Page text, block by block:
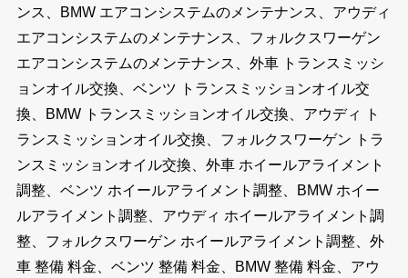
ンス、BMW エアコンシステムのメンテナンス、アウディ
エアコンシステムのメンテナンス、フォルクスワーゲン
エアコンシステムのメンテナンス、外車 トランスミッシ
ョンオイル交換、ベンツ トランスミッションオイル交
換、BMW トランスミッションオイル交換、アウディ ト
ランスミッションオイル交換、フォルクスワーゲン トラ
ンスミッションオイル交換、外車 ホイールアライメント
調整、ベンツ ホイールアライメント調整、BMW ホイー
ルアライメント調整、アウディ ホイールアライメント調
整、フォルクスワーゲン ホイールアライメント調整、外
車 整備 料金、ベンツ 整備 料金、BMW 整備 料金、アウ